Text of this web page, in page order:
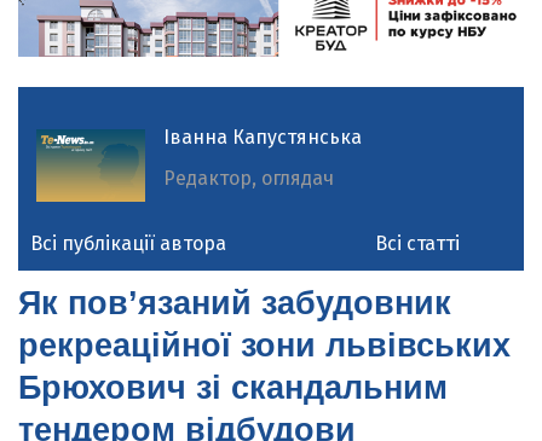
Іванна Капустянська
Редактор, оглядач
Всі публікації автора Всі статті
Як пов’язаний забудовник
рекреаційної зони львівських
Брюхович зі скандальним
тендером відбудови